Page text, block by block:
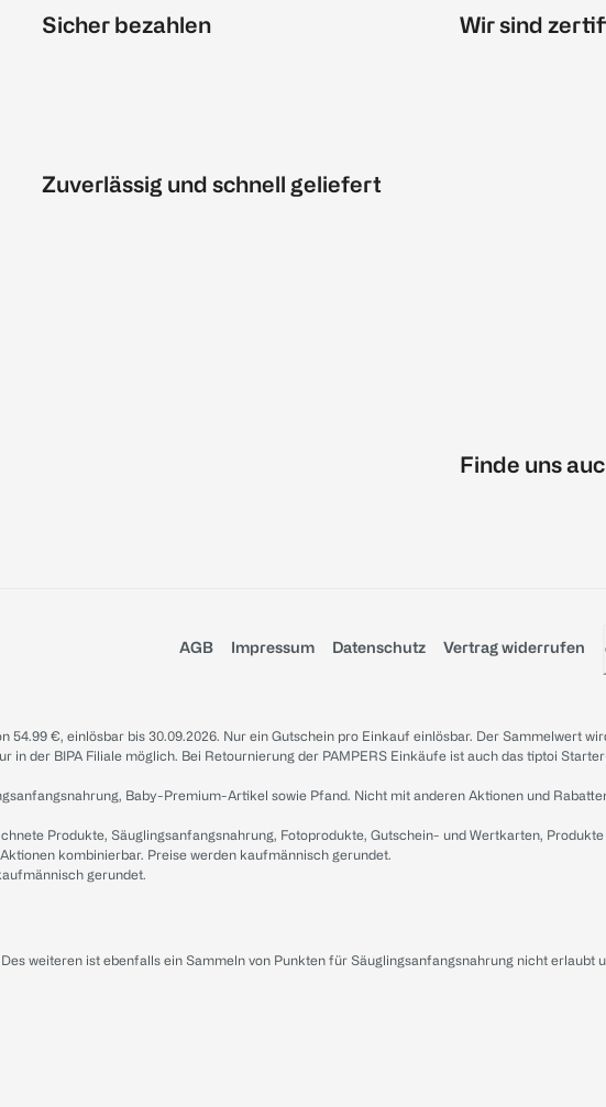
Sicher bezahlen
Zuverlässig und schnell geliefert
Wir sind
Finde uns
AGB Impressum Datenschutz Vertrag widerrufen
€, einlösbar bis 30.09.2026. Nur ein Gutschein pro Einkauf einlösbar. Der Sammelwert
der BIPA Filiale möglich. Bei Retournierung der PAMPERS Einkäufe ist auch das tiptoi
Baby-Premium-Artikel sowie Pfand. Nicht mit anderen Aktionen und
Produkte, Säuglingsanfangsnahrung, Fotoprodukte, Gutschein- und Wertkarten,
kombinierbar. Preise werden kaufmännisch gerundet.
gerundet.
weiteren ist ebenfalls ein Sammeln von Punkten für Säuglingsanfangsnahrung nicht erlaubt